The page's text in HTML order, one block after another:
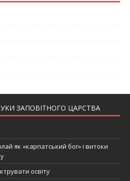
ЗАПОВІТНОГО ЦАРСТВА
як «карпатський бог» і витоки
освіту